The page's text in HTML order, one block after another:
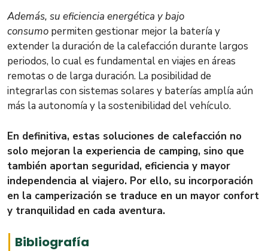
Además, su eficiencia energética y bajo
consumo permiten gestionar mejor la batería y
extender la duración de la calefacción durante largos
periodos, lo cual es fundamental en viajes en áreas
remotas o de larga duración. La posibilidad de
integrarlas con sistemas solares y baterías amplía aún
más la autonomía y la sostenibilidad del vehículo.
En definitiva, estas soluciones de calefacción no
solo mejoran la experiencia de camping, sino que
también aportan seguridad, eficiencia y mayor
independencia al viajero. Por ello, su incorporación
en la camperización se traduce en un mayor confort
y tranquilidad en cada aventura.
Bibliografía